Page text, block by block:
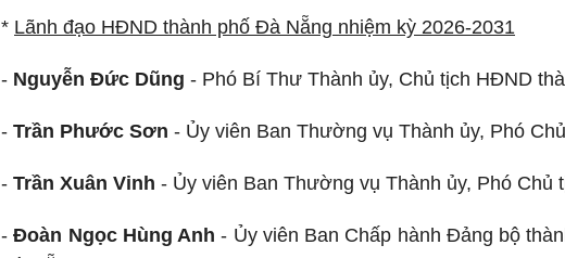
* Lãnh đạo HĐND thành phố Đà Nẵng nhiệm kỳ 2026-2031
- Nguyễn Đức Dũng - Phó Bí Thư Thành ủy, Chủ tịch HĐND
- Trần Phước Sơn - Ủy viên Ban Thường vụ Thành ủy, Phó
- Trần Xuân Vinh - Ủy viên Ban Thường vụ Thành ủy, Phó Chủ
-Đoàn Ngọc Hùng Anh - Ủy viên Ban Chấp hành Đảng bộ